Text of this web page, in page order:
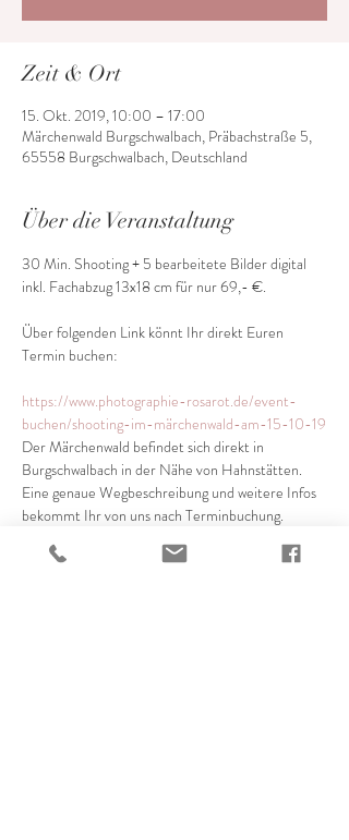
Zeit & Ort
15. Okt. 2019, 10:00 – 17:00
Märchenwald Burgschwalbach, Präbachstraße 5,
65558 Burgschwalbach, Deutschland
Über die Veranstaltung
30 Min. Shooting + 5 bearbeitete Bilder digital
Über folgenden Link könnt Ihr direkt Euren
https://www.photographie-rosarot.de/event-
buchen/shooting-im-märchenwald-am-15-10-19
Der Märchenwald befindet sich direkt in
Burgschwalbach in der Nähe von Hahnstätten.
Eine genaue Wegbeschreibung und weitere Infos
Wir freuen uns auf einen Tag mit Euch im